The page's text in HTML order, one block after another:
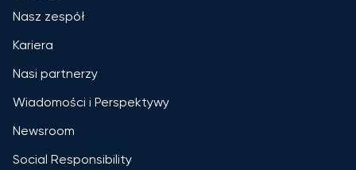
Nasz zespół
Kariera
Nasi partnerzy
Wiadomości i Perspektywy
Newsroom
Social Responsibility